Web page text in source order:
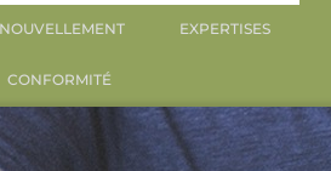
EXPERTISES
CONFORMITÉ